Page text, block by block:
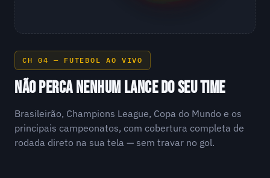
CH 04 — FUTEBOL AO VIVO
NÃO PERCA NENHUM LANCE DO SEU TIME
Brasileirão, Champions League, Copa do Mundo e os
principais campeonatos, com cobertura completa de
rodada direto na sua tela — sem travar no gol.